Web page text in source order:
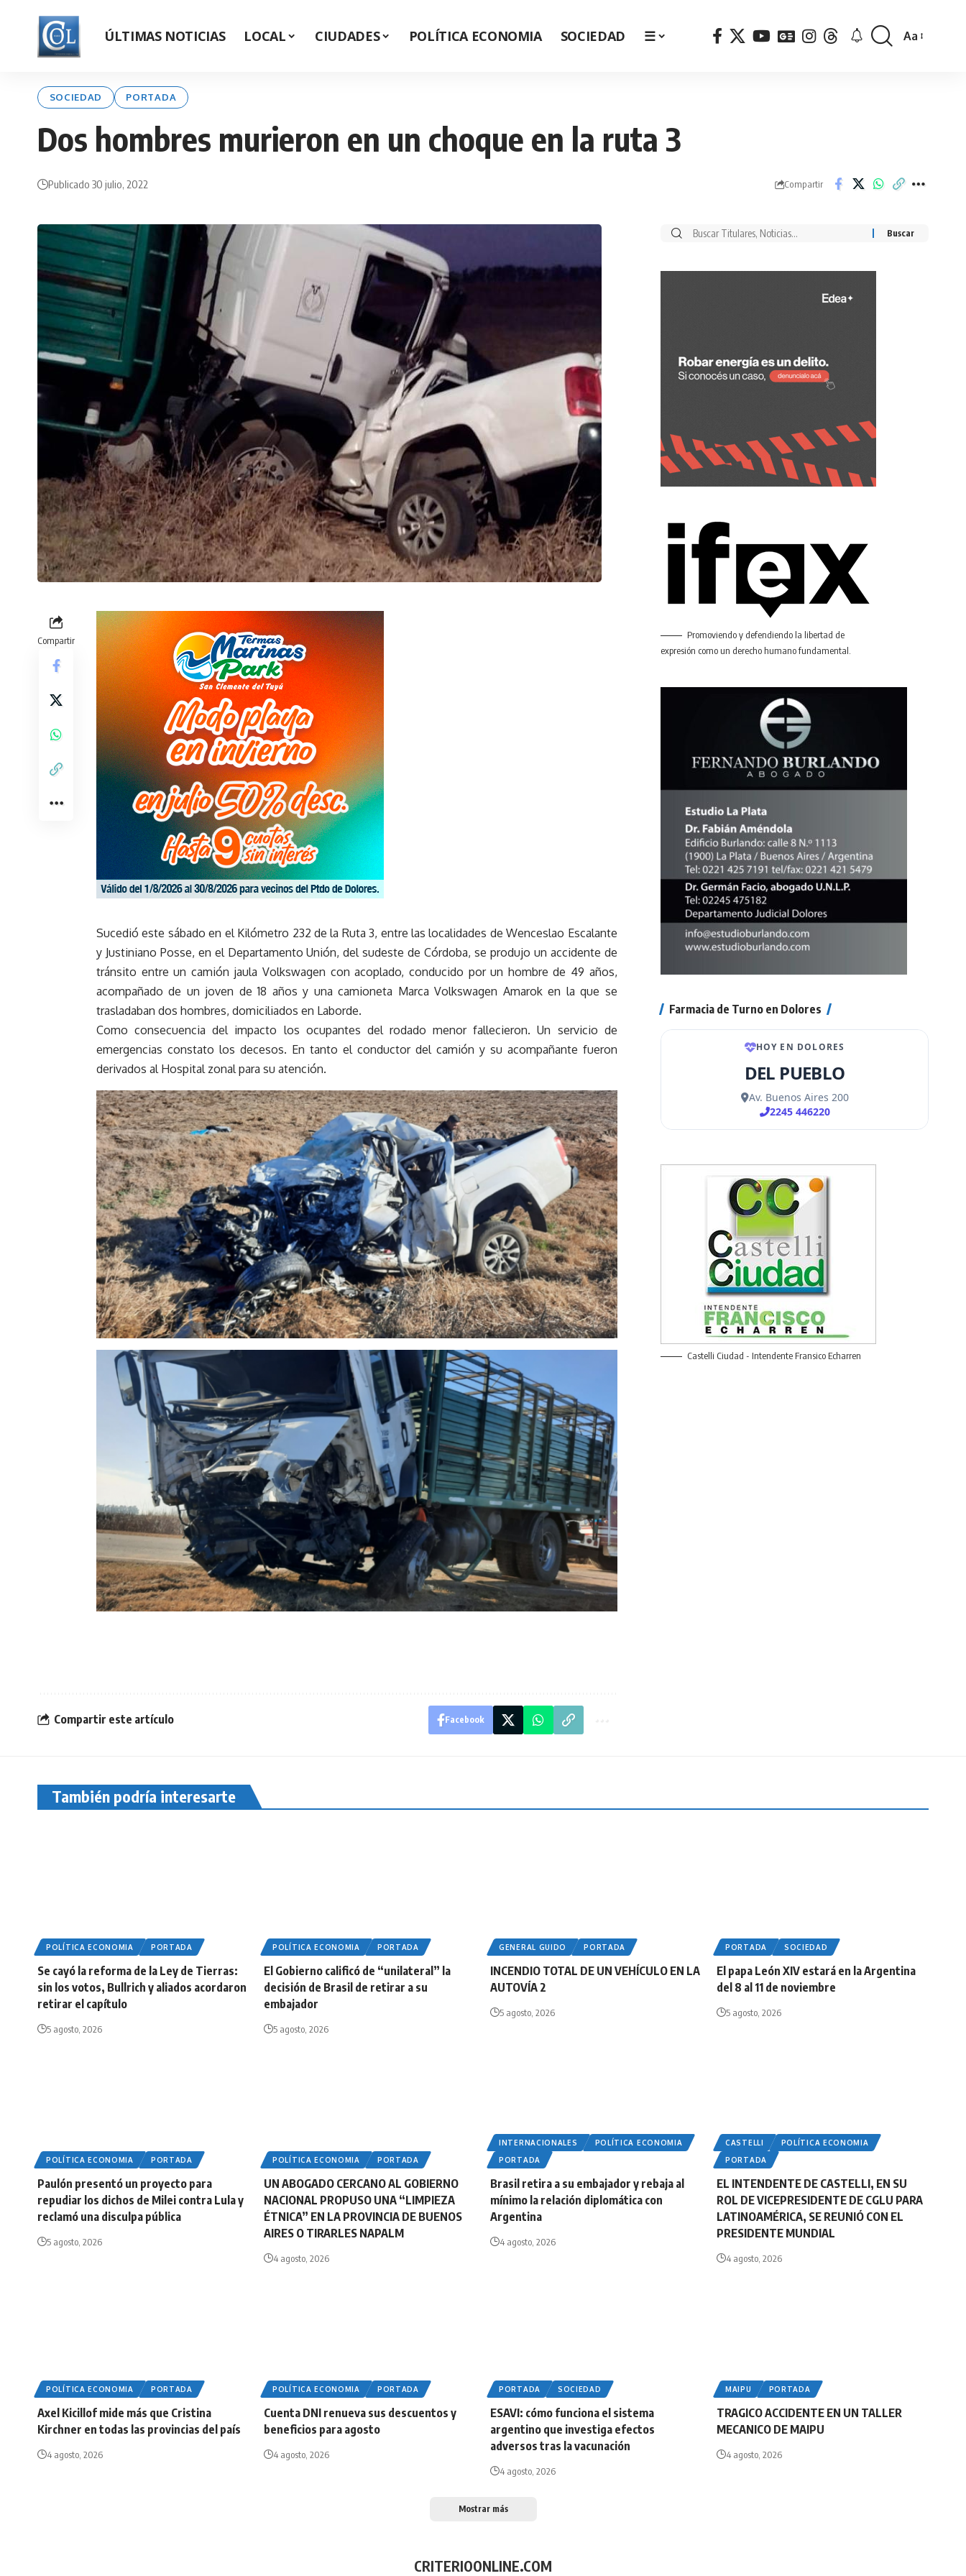
ÚLTIMAS NOTICIAS LOCAL CIUDADES POLÍTICA ECONOMIA SOCIEDAD ☰
Font
Aa
SOCIEDAD PORTADA
Dos hombres murieron en un choque en la ruta 3
Publicado 30 julio, 2022 Compartir
Compartir
Sucedió este sábado en el Kilómetro 232 de la Ruta 3, entre las localidades de Wenceslao Escalante
y Justiniano Posse, en el Departamento Unión, del sudeste de Córdoba, se produjo un accidente de
tránsito entre un camión jaula Volkswagen con acoplado, conducido por un hombre de 49 años,
acompañado de un joven de 18 años y una camioneta Marca Volkswagen Amarok en la que se
trasladaban dos hombres, domiciliados en Laborde.
Como consecuencia del impacto los ocupantes del rodado menor fallecieron. Un servicio de
emergencias constato los decesos. En tanto el conductor del camión y su acompañante fueron
derivados al Hospital zonal para su atención.
Compartir este artículo Facebook
Buscar
Promoviendo y defendiendo la libertad de
expresión como un derecho humano fundamental.
Farmacia de Turno en Dolores
Castelli Ciudad - Intendente Fransico Echarren
También podría interesarte
POLÍTICA ECONOMIA PORTADA
Se cayó la reforma de la Ley de Tierras:
sin los votos, Bullrich y aliados acordaron
retirar el capítulo
5 agosto, 2026
POLÍTICA ECONOMIA PORTADA
El Gobierno calificó de “unilateral” la
decisión de Brasil de retirar a su
embajador
5 agosto, 2026
GENERAL GUIDO PORTADA
INCENDIO TOTAL DE UN VEHÍCULO EN LA
AUTOVÍA 2
5 agosto, 2026
PORTADA SOCIEDAD
El papa León XIV estará en la Argentina
del 8 al 11 de noviembre
5 agosto, 2026
POLÍTICA ECONOMIA PORTADA
Paulón presentó un proyecto para
repudiar los dichos de Milei contra Lula y
reclamó una disculpa pública
5 agosto, 2026
POLÍTICA ECONOMIA PORTADA
UN ABOGADO CERCANO AL GOBIERNO
NACIONAL PROPUSO UNA “LIMPIEZA
ÉTNICA” EN LA PROVINCIA DE BUENOS
AIRES O TIRARLES NAPALM
4 agosto, 2026
INTERNACIONALES
POLÍTICA ECONOMIA
PORTADA
Brasil retira a su embajador y rebaja al
mínimo la relación diplomática con
Argentina
4 agosto, 2026
CASTELLI
POLÍTICA ECONOMIA
PORTADA
EL INTENDENTE DE CASTELLI, EN SU
ROL DE VICEPRESIDENTE DE CGLU PARA
LATINOAMÉRICA, SE REUNIÓ CON EL
PRESIDENTE MUNDIAL
4 agosto, 2026
POLÍTICA ECONOMIA PORTADA
Axel Kicillof mide más que Cristina
Kirchner en todas las provincias del país
4 agosto, 2026
POLÍTICA ECONOMIA PORTADA
Cuenta DNI renueva sus descuentos y
beneficios para agosto
4 agosto, 2026
PORTADA SOCIEDAD
ESAVI: cómo funciona el sistema
argentino que investiga efectos
adversos tras la vacunación
4 agosto, 2026
MAIPU PORTADA
TRAGICO ACCIDENTE EN UN TALLER
MECANICO DE MAIPU
4 agosto, 2026
Mostrar más
CRITERIOONLINE.COM